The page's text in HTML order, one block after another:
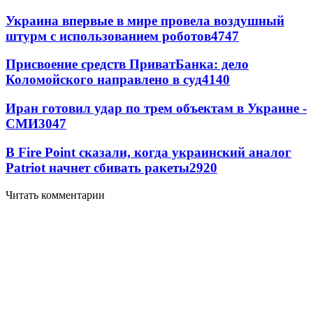
Украина впервые в мире провела воздушный
штурм с использованием роботов4747
Присвоение средств ПриватБанка: дело
Коломойского направлено в суд4140
Иран готовил удар по трем объектам в Украине -
СМИ3047
В Fire Point сказали, когда украинский аналог
Patriot начнет сбивать ракеты2920
Читать комментарии